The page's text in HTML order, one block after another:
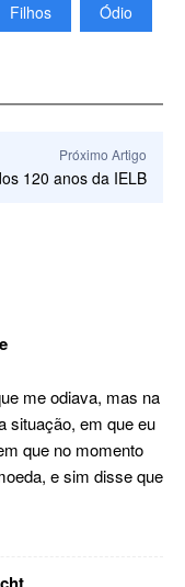
Filhos
Ódio
Próximo Artigo
120 anos da IELB
me odiava, mas na
situação, em que eu
que no momento
e sim disse que